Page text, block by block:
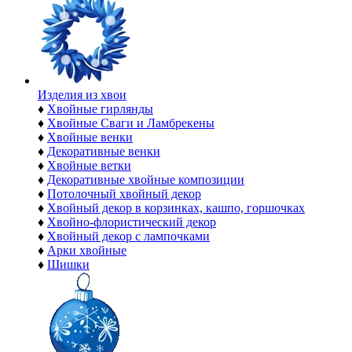
Изделия из хвои
♦ Хвойные гирлянды
♦ Хвойные Сваги и Ламбрекены
♦ Хвойные венки
♦ Декоративные венки
♦ Хвойные ветки
♦ Декоративные хвойные композиции
♦ Потолочный хвойный декор
♦ Хвойный декор в корзинках, кашпо, горшочках
♦ Хвойно-флористический декор
♦ Хвойный декор с лампочками
♦ Арки хвойные
♦ Шишки